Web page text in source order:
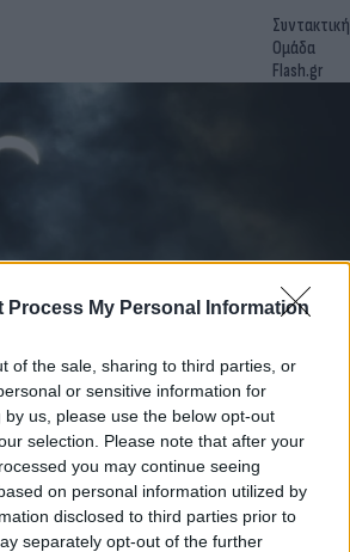
Process My Personal Information
of the sale, sharing to third parties, or
or sensitive information for
us, please use the below opt-out
selection. Please note that after your
you may continue seeing
on personal information utilized by
disclosed to third parties prior to
separately opt-out of the further
Συντακτική
Ομάδα
Flash.gr
Το μικρό χωριό της
για λίγα λεπτά το κέντρο
λίγους κατοίκους που θα ζήσει στις
μέσα σε λίγα λεπτά».